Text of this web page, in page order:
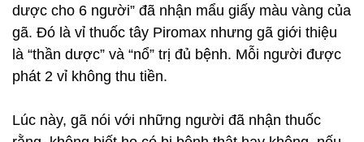
dược cho 6 người” đã nhận mẩu giấy màu vàng của
gã. Đó là vỉ thuốc tây Piromax nhưng gã giới thiệu
là “thần dược” và “nổ” trị đủ bệnh. Mỗi người được
phát 2 vỉ không thu tiền.
Lúc này, gã nói với những người đã nhận thuốc